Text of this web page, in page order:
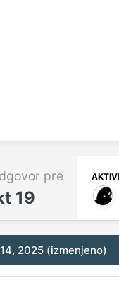
pre
19
2025 (izmenjeno)